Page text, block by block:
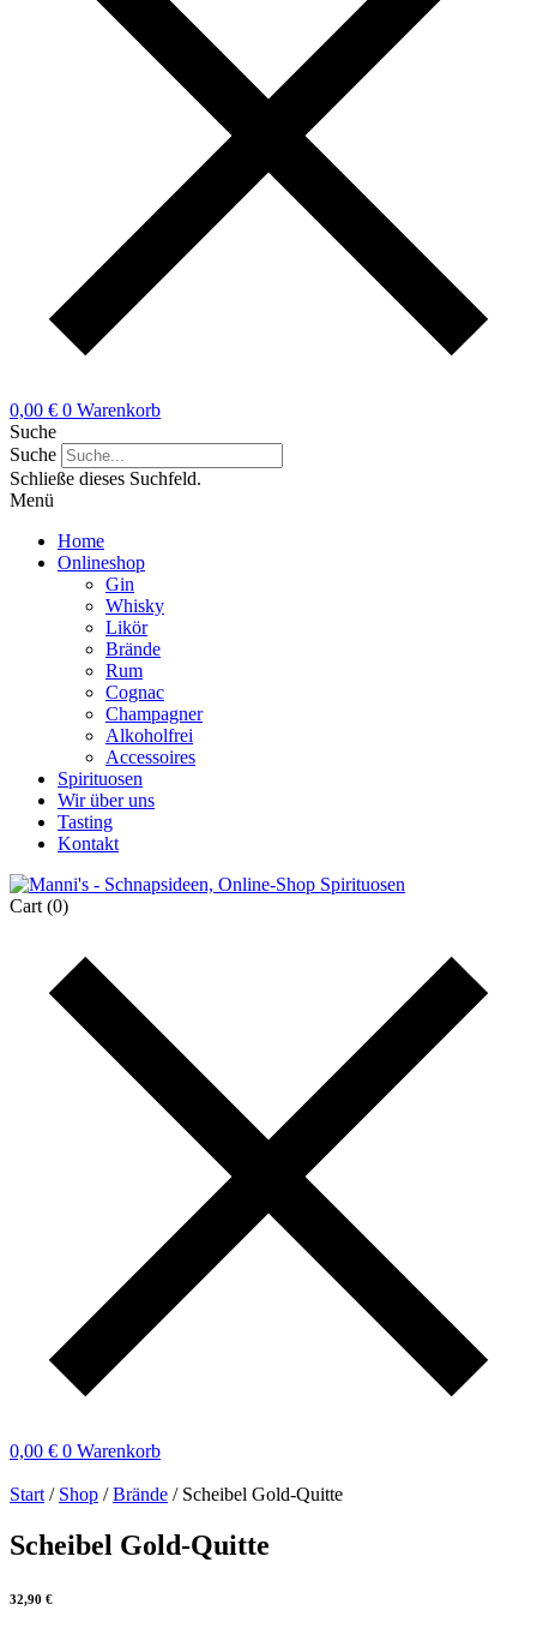
0,00 € 0 Warenkorb
Suche
Suche
Schließe dieses Suchfeld.
Menü
Home
Onlineshop
Gin
Whisky
Likör
Brände
Rum
Cognac
Champagner
Alkoholfrei
Accessoires
Spirituosen
Wir über uns
Tasting
Kontakt
Cart (0)
0,00 € 0 Warenkorb
Start / Shop /Brände / Scheibel Gold-Quitte
Scheibel Gold-Quitte
32,90 €